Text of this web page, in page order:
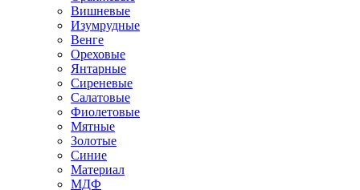
Вишневые
Изумрудные
Венге
Ореховые
Янтарные
Сиреневые
Салатовые
Фиолетовые
Мятные
Золотые
Синие
Материал
МДФ